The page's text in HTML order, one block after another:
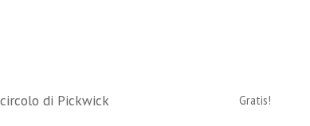
di Pickwick Gratis!